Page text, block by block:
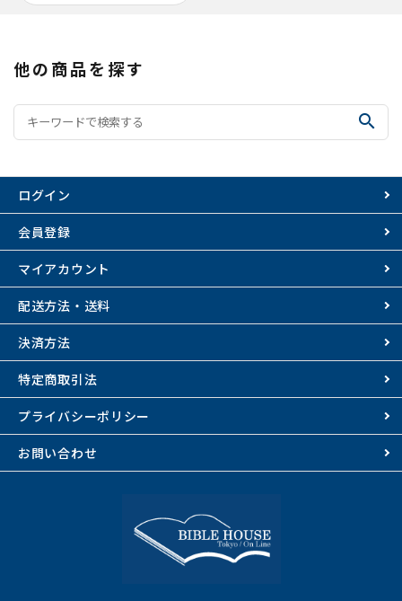
他の商品を探す
search
ログイン
会員登録
マイアカウント
配送方法・送料
決済方法
特定商取引法
プライバシーポリシー
お問い合わせ